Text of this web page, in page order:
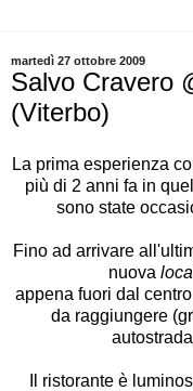
martedì 27 ottobre 2009
Salvo Cravero
(Viterbo)
La prima esperienza
più di 2 anni fa in
sono state
Fino ad arrivare
nuova
appena fuori dal
da raggiungere
Il ristorante è